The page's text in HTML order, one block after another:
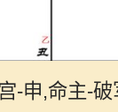
-申,命主-破